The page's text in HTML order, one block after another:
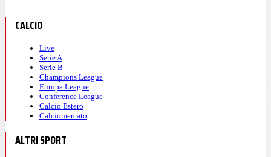
CALCIO
Live
Serie A
Serie B
Champions League
Europa League
Conference League
Calcio Estero
Calciomercato
ALTRI SPORT